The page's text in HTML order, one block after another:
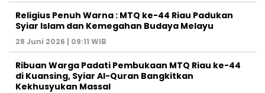
Religius Penuh Warna : MTQ ke-44 Riau Padukan
Syiar Islam dan Kemegahan Budaya Melayu
28 Juni 2026 | 09:11 WIB
Ribuan Warga Padati Pembukaan MTQ Riau ke-44
di Kuansing, Syiar Al-Quran Bangkitkan
Kekhusyukan Massal